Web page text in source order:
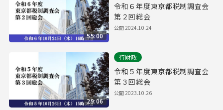
55:00
令和６年度東京都税制調査会
第２回総会
公開2024.10.24
29:06
行財政
令和５年度東京都税制調査会
第３回総会
公開2023.10.26